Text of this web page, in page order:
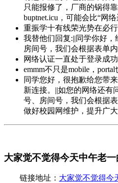
只能报修了，厂商的锅得
buptnet.icu，可能会比“网
重振学十有线荣光势在必行
我替他们回复:||同学你好
房间号，我们会根据表单
网络认证一直处于登录成
emmm不只是mobile，portal
同学您好，很抱歉给您带
新连接。||如您的网络还有
号、房间号，我们会根据
做好校园网维护，提升广
大家觉不觉得今天中午老
链接地址： 大家觉不觉得今